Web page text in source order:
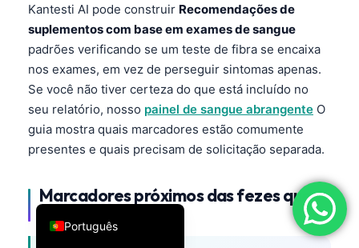
Kantesti AI pode construir Recomendações de
suplementos com base em exames de sangue
padrões verificando se um teste de fibra se encaixa
nos exames, em vez de perseguir sintomas apenas.
Se você não tiver certeza do que está incluído no
seu relatório, nosso painel de sangue abrangente O
guia mostra quais marcadores estão comumente
presentes e quais precisam de solicitação separada.
Marcadores próximos das fezes que
mudam o plano
Português
English
العربية
Français
עִבְרִית
Italiano
Español
Ελληνικά